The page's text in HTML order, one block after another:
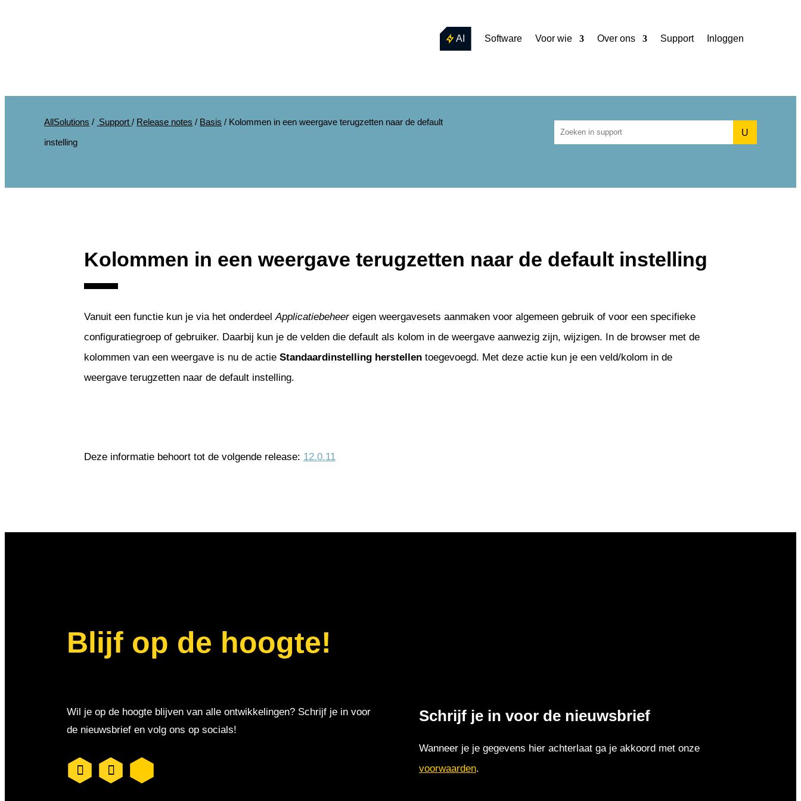
AI Software Voor wie Over ons Support Inloggen
AllSolutions / Support/ Release notes / Basis / Kolommen in een weergave terugzetten naar de default
instelling
U
Kolommen in een weergave terugzetten naar de default instelling
Vanuit een functie kun je via het onderdeel Applicatiebeheereigen weergavesets aanmaken voor algemeen gebruik of voor een specifieke
configuratiegroep of gebruiker. Daarbij kun je de velden die default als kolom in de weergave aanwezig zijn, wijzigen. In de browser met de
kolommen van een weergave is nu de actie Standaardinstelling herstellentoegevoegd. Met deze actie kun je een veld/kolom in de
weergave terugzetten naar de default instelling.
Deze informatie behoort tot de volgende release: 12.0.11
Blijf op de hoogte!
Wil je op de hoogte blijven van alle ontwikkelingen? Schrijf je in voor
de nieuwsbrief en volg ons op socials!
Schrijf je in voor de nieuwsbrief
Wanneer je je gegevens hier achterlaat ga je akkoord met onze
voorwaarden.